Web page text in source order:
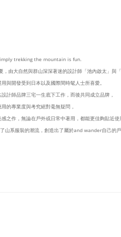
trekking the mountain is fun.
由大自然與群山深深著迷的設計師「池內啟太」與
與開發受到日本以及國際間時髦人士所喜愛。
計師品牌三宅一生底下工作，而後共同成立品牌，
的專業度與考究絕對毫無疑問，
之作，無論在戶外或日常中著用，都能更佳夠貼近使
系服裝的潮流，創造出了屬於and wander自己的戶